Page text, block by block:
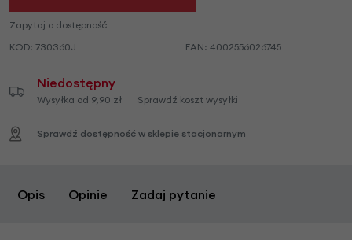
Zapytaj o dostępność
KOD: 730360J EAN: 4002556026745
Niedostępny
Wysyłka od 9,90 zł Sprawdź koszt wysyłki
Sprawdź dostępność w sklepie stacjonarnym
Opis Opinie Zadaj pytanie